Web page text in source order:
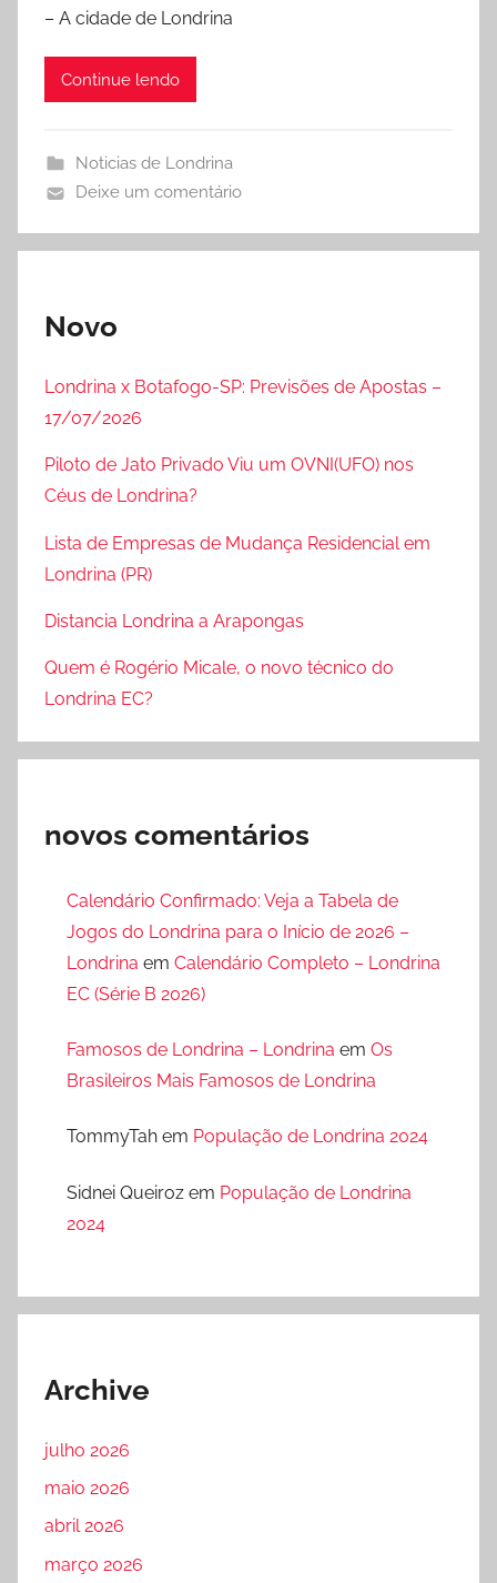
– A cidade de Londrina
Continue lendo
Noticias de Londrina
Deixe um comentário
Novo
Londrina x Botafogo-SP: Previsões de Apostas –
17/07/2026
Piloto de Jato Privado Viu um OVNI(UFO) nos
Céus de Londrina?
Lista de Empresas de Mudança Residencial em
Londrina (PR)
Distancia Londrina a Arapongas
Quem é Rogério Micale, o novo técnico do
Londrina EC?
novos comentários
Calendário Confirmado: Veja a Tabela de
Jogos do Londrina para o Início de 2026 –
Londrina em Calendário Completo – Londrina
EC (Série B 2026)
Famosos de Londrina – Londrina em Os
Brasileiros Mais Famosos de Londrina
TommyTah em População de Londrina 2024
Sidnei Queiroz em População de Londrina
2024
Archive
julho 2026
maio 2026
abril 2026
março 2026